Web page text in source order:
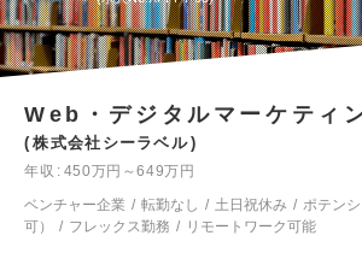
Web・デジタルマーケティ
株式会社シーラベル
年収
450万円～649万円
ベンチャー企業
転勤なし 土日祝休み
ポテン
可）
フレックス勤務 リモートワーク可能